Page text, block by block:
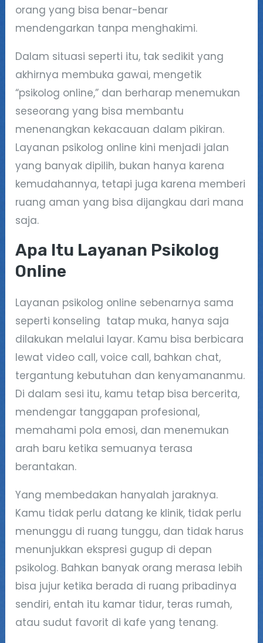
orang yang bisa benar-benar
mendengarkan tanpa menghakimi.
Dalam situasi seperti itu, tak sedikit yang
akhirnya membuka gawai, mengetik
“psikolog online,” dan berharap menemukan
seseorang yang bisa membantu
menenangkan kekacauan dalam pikiran.
Layanan psikolog online kini menjadi jalan
yang banyak dipilih, bukan hanya karena
kemudahannya, tetapi juga karena memberi
ruang aman yang bisa dijangkau dari mana
saja.
Apa Itu Layanan Psikolog
Online
Layanan psikolog online sebenarnya sama
seperti konseling tatap muka, hanya saja
dilakukan melalui layar. Kamu bisa berbicara
lewat video call, voice call, bahkan chat,
tergantung kebutuhan dan kenyamananmu.
Di dalam sesi itu, kamu tetap bisa bercerita,
mendengar tanggapan profesional,
memahami pola emosi, dan menemukan
arah baru ketika semuanya terasa
berantakan.
Yang membedakan hanyalah jaraknya.
Kamu tidak perlu datang ke klinik, tidak perlu
menunggu di ruang tunggu, dan tidak harus
menunjukkan ekspresi gugup di depan
psikolog. Bahkan banyak orang merasa lebih
bisa jujur ketika berada di ruang pribadinya
sendiri, entah itu kamar tidur, teras rumah,
atau sudut favorit di kafe yang tenang.